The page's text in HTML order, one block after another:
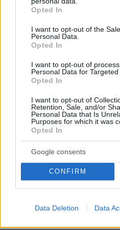
grant or deny consent to
use your data for below
consent section.
Opted In
I want to opt-out of the
Personal Data.
Opted In
I want to opt-out of
Personal Data for Targeted
Opted In
I want to opt-out of
Retention, Sale, and/or
Personal Data that Is
Purposes for which it was
Opted In
Google consents
CONFIRM
Data Deletion Data
στο ανοιχτό ΟΑΚΑ πάντως
15.05.2026, 11:38
εμφανίζεται συχνά-πυκνά
κουστωδία του
ΑΠΑΝΤΗΣΗ
Grecko.Site
15.05.2026, 09:42
9 7 0 1 Στον σημερινό
κάποιον ειλικρινή και
αυτό δημιουργήσαμε
άνδρες όπως εσύ που
Εδώ οι γυναίκες εκτιμούν
ωριμότητα και την
Η διαδικασία εύρεσης του
πείσου μόνος σου πόσες